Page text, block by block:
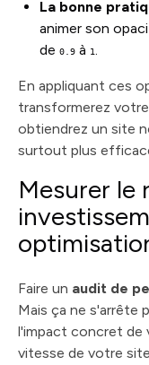
La bonne
animer son
de 0.9 à 1.
En appliquant ces
transformerez
obtiendrez un site
surtout plus
Mesurer le
Faire un audit de
Mais ça ne s'arrête
l'impact concret de
vitesse de votre